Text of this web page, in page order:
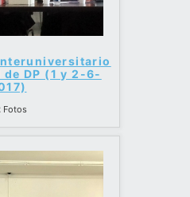
DP (1 y 2-6-
Fotos